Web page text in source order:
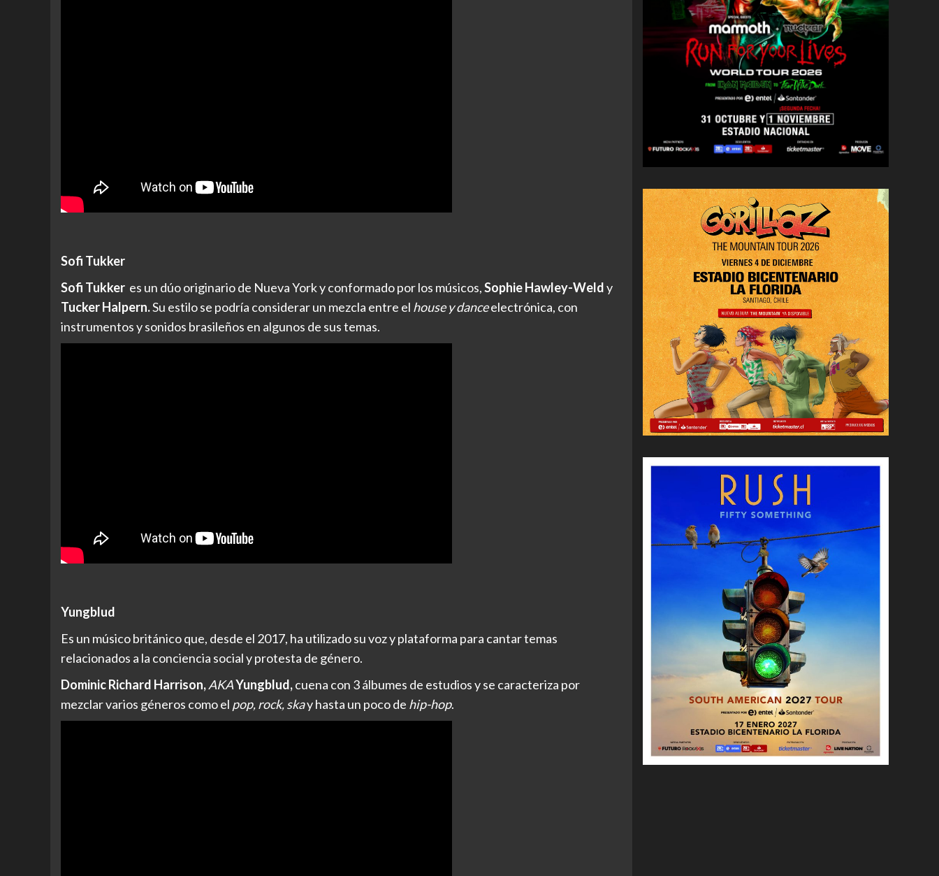
Sofi Tukker
Sofi Tukker es un dúo originario de Nueva York y conformado por los músicos,Sophie Hawley-Weldy
Tucker Halpern.Su estilo se podría considerar un mezcla entre el house y danceelectrónica, con
instrumentos y sonidos brasileños en algunos de sus temas.
Yungblud
Es un músico británico que, desde el 2017, ha utilizado su voz y plataforma para cantar temas
relacionados a la conciencia social y protesta de género.
Dominic Richard Harrison,AKAYungblud,cuena con 3 álbumes de estudios y se caracteriza por
mezclar varios géneros como el pop, rock, skay hasta un poco de hip-hop.